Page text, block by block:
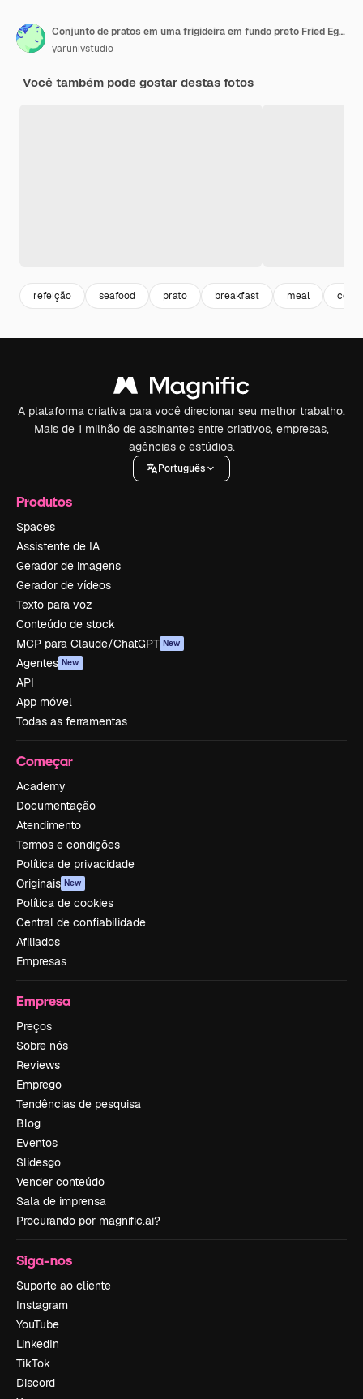
Conjunto de pratos em uma frigideira em fundo preto Fried Egg e mexilhões vista superior
yarunivstudio
Você também pode gostar destas fotos
refeição seafood prato breakfast meal
A plataforma criativa para você direcionar seu melhor trabalho.
Mais de 1 milhão de assinantes entre criativos, empresas,
agências e estúdios.
Português
Produtos
Spaces
Assistente de IA
Gerador de imagens
Gerador de vídeos
Texto para voz
Conteúdo de stock
MCP para Claude/ChatGPT New
Agentes New
API
App móvel
Todas as ferramentas
Começar
Academy
Documentação
Atendimento
Termos e condições
Política de privacidade
Originais New
Política de cookies
Central de confiabilidade
Afiliados
Empresas
Empresa
Preços
Sobre nós
Reviews
Emprego
Tendências de pesquisa
Blog
Eventos
Slidesgo
Vender conteúdo
Sala de imprensa
Procurando por magnific.ai?
Siga-nos
Suporte ao cliente
Instagram
YouTube
LinkedIn
TikTok
Discord